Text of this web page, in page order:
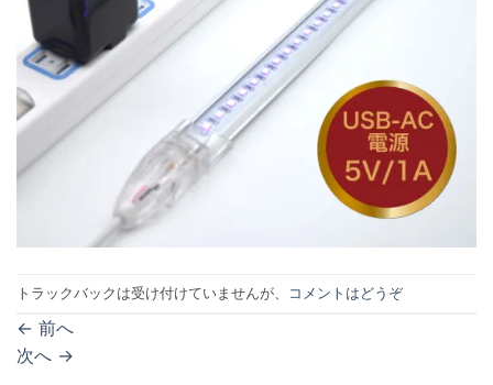
トラックバックは受け付けていませんが、 コメントはどうぞ
← 前へ
次へ →